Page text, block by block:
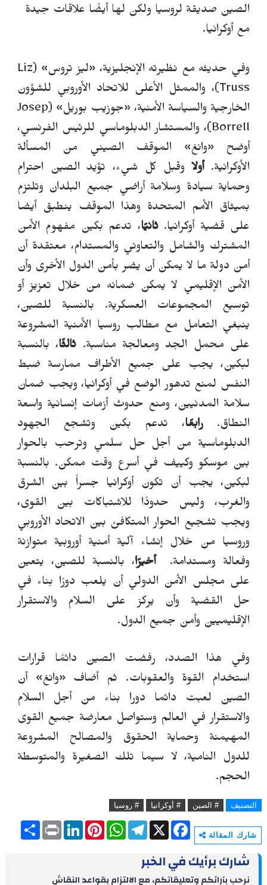
الصين صديقة لروسيا ولكن لها أيضًا علاقات جيدة
مع أوكرانيا.
وفي حديثه مع نظيرته الإنجليزية، «ليز تروس»
(Liz
Truss)، والممثل الأعلى للاتحاد الأوروبي للشؤون
الخارجية والسياسة الأمنية، «جوزيب بوريل»
(Josep
Borrell)، والمستشار الدبلوماسي للرئيس الفرنسي،
أوضح«وانغ» الموقف الصيني من المسألة
الأوكرانية. أولا وقبل كل شيء، تؤيد الصين احترام
وحماية سيادة وسلامة أراضي جميع البلدان وتلتزم
بميثاق الأمم المتحدة وهذا الموقف ينطبق أيضا
على قضية أوكرانيا.ثانيًا، تدعم بكين مفهوم الأمن
المشترك والشامل والتعاوني والمستدام، معتقدة أن
أمن دولة ما لا يمكن أن يضر بأمن الدول الأخرى وأن
الأمن الإقليمي لا يمكن ضمانه من خلال تعزيز أو
توسيع المجموعات العسكرية. بالنسبة للصين،
ينبغي التعامل مع مطالب روسيا الأمنية المشروعة
على محمل الجد ومعالجة مناسبة. ثالثًا، بالنسبة
لبكين، يجب على جميع الأطراف ممارسة ضبط
النفس لمنع تدهور الوضع في أوكرانيا، ويجب ضمان
سلامة المدنيين، ومنع حدوث أزمات إنسانية واسعة
النطاق.
رابعًا، تدعم بكين وتشجع الجهود
الدبلوماسية من أجل حل سلمي وترحب بالحوار
بين موسكو وكييف في أسرع وقت ممكن. بالنسبة
لبكين، يجب أن تكون أوكرانيا جسراً بين الشرق
والغرب، وليس حدودًا للاشتباكات بين القوى،
ويجب تشجيع الحوار المتكافئ بين الاتحاد الأوروبي
وروسيا من خلال إنشاء آلية أمنية أوروبية متوازنة
وفعالة ومستدامة.
أخيرًا، بالنسبة للصين، يتعين
على مجلس الأمن الدولي أن يلعب دورًا بناء في
حل القضية وأن يركز على السلام والاستقرار
الإقليميين وأمن جميع الدول.
وفي هذا الصدد، رفضت الصين دائمًا قرارات
استخدام القوة والعقوبات. ثم أضاف«وانغ» أن
الصين لعبت دائما دورا بناء من أجل السلام
والاستقرار في العالم وستواصل معارضة جميع القوى
المهيمنة وحماية الحقوق والمصالح المشروعة
للدول النامية، لا سيما تلك الصغيرة والمتوسطة
الحجم.
التصنيف # الصين # أوكرانيا # روسيا
شارك المقالة
S
h
P
r
L
I
P
e
W
h
p
T
e
g
a
X
F
a
b
o
شارك برأيك في الخبر
نرحب بآرائكم وتعليقاتكم، مع الالتزام بقواعد النقاش